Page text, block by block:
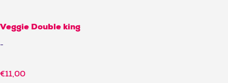
Veggie Double king
-
€11,00